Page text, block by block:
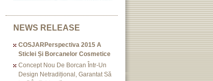
NEWS RELEASE
COSJARPerspectiva 2015 A
Sticlei Și Borcanelor Cosmetice
Concept Nou De Borcan Într-Un
Design Netradițional, Garantat Să